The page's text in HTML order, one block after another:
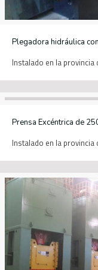
Plegadora hidráulica
Instalado en la provincia
Prensa Excéntrica de
Instalado en la provincia